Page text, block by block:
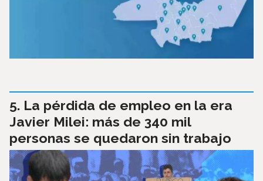
La pérdida de empleo en la era
Javier Milei: más de 340 mil
personas se quedaron sin trabajo